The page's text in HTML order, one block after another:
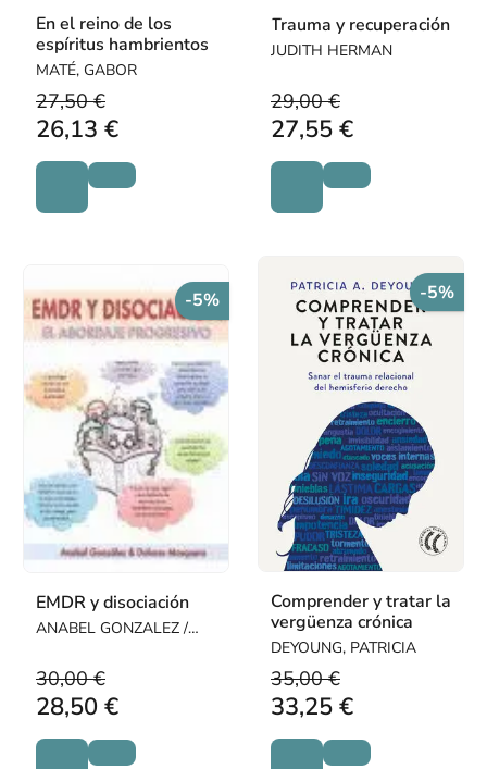
En el reino de los
espíritus hambrientos
MATÉ, GABOR
27,50 €
26,13 €
Trauma y recuperación
JUDITH HERMAN
29,00 €
27,55 €
-5%
EMDR y disociación
ANABEL GONZALEZ /
30,00 €
28,50 €
-5%
Comprender y tratar la
vergüenza crónica
DEYOUNG, PATRICIA
35,00 €
33,25 €